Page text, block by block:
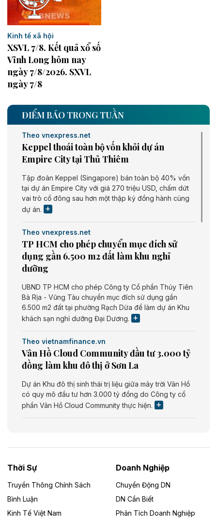
Kinh tế xã hội
XSVL 7/8. Kết quả xổ số
Vĩnh Long hôm nay
ngày 7/8/2026. SXVL
ngày 7/8
ĐIỂM BÁO TRONG TUẦN
Theo vnexpress.net
Keppel thoái toàn bộ vốn khỏi dự án
Empire City tại Thủ Thiêm
Tập đoàn Keppel (Singapore) bán toàn bộ 40% vốn
tại dự án Empire City với giá 270 triệu USD, chấm dứt
vai trò cổ đông sau hơn một thập kỷ đồng hành cùng
dự án.
Theo vnexpress.net
TP HCM cho phép chuyển mục đích sử
dụng gần 6.500 m2 đất làm khu nghỉ
dưỡng
UBND TP HCM cho phép Công ty Cổ phần Thủy Tiên
Bà Rịa - Vũng Tàu chuyển mục đích sử dụng gần
6.500 m2 đất tại phường Rạch Dừa để làm dự án Khu
khách sạn nghỉ dưỡng Đại Dương.
Theo vietnamfinance.vn
Vân Hồ Cloud Community đầu tư 3.000 tỷ
đồng làm khu đô thị ở Sơn La
Dự án Khu đô thị sinh thái trị liệu giữa mây trời Vân Hồ
có quy mô đầu tư hơn 3.000 tỷ đồng do Công ty cổ
phần Vân Hồ Cloud Community thực hiện.
Dự án Nhà máy xử lý rác và phát điện Bắc Giang do
Công ty TNHH Năng lượng môi trường Bắc Giang làm
Theo vietnamfinance.vn
Thời Sự
Truyền Thông Chính Sách
Bình Luận
Kinh Tế Việt Nam
Doanh Nghiệp
Chuyển Động DN
DN Cần Biết
Phân Tích Doanh Nghiệp